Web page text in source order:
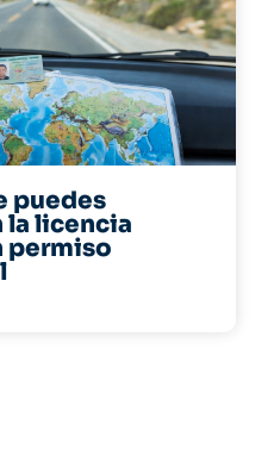
puedes
la licencia
permiso